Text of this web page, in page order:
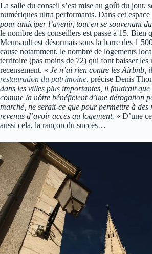
La salle du conseil s’est mise au goût du jour,
numériques ultra performants. Dans cet espace
pour anticiper l’avenir, tout en se souvenant
le nombre des conseillers est passé à 15. Bien
Meursault est désormais sous la barre des 1
cause notamment, le nombre de logements
territoire (pas moins de 72) qui font baisser les
recensement. « Je n’ai rien contre les Airbnb,
restauration du patrimoine précise Denis
dans les villes plus importantes, il faudrait que
comme la nôtre bénéficient d’une dérogation
marché, ne serait-ce que pour permettre à des
revenus d’avoir accès au logement. » D’une
aussi cela, la rançon du succès…